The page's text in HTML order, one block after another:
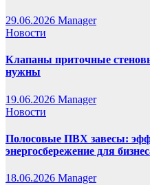
29.06.2026 Manager
Новости
Клапаны приточные
нужны
19.06.2026 Manager
Новости
Полосовые ПВХ завесы:
энергосбережение для
18.06.2026 Manager